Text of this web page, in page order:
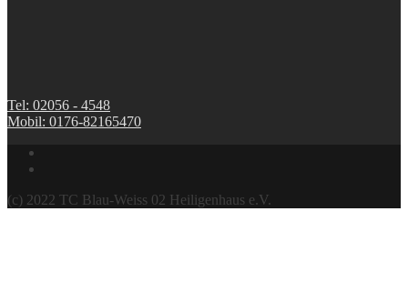
Tel: 02056 - 4548
Mobil: 0176-82165470
(c) 2022 TC Blau-Weiss 02 Heiligenhaus e.V.